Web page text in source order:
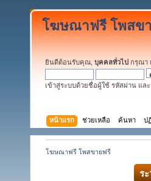
โฆษณาฟรี โพสข
ยินดีต้อนรับคุณ, บุคคลทั่วไป กรุณา
เข้าสู่ระบบด้วยชื่อผู้ใช้ รหัสผ่าน แล
หน้าแรก ช่วยเหลือ ค้นหา ป
โฆษณาฟรี โพสขายฟรี
ระ